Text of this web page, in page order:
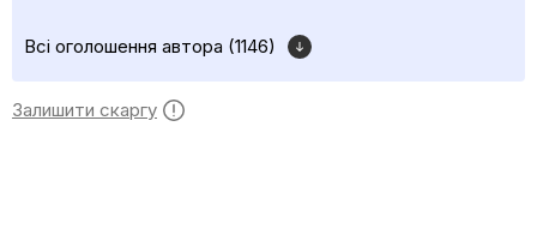
Всі оголошення автора (1146)
Залишити скаргу